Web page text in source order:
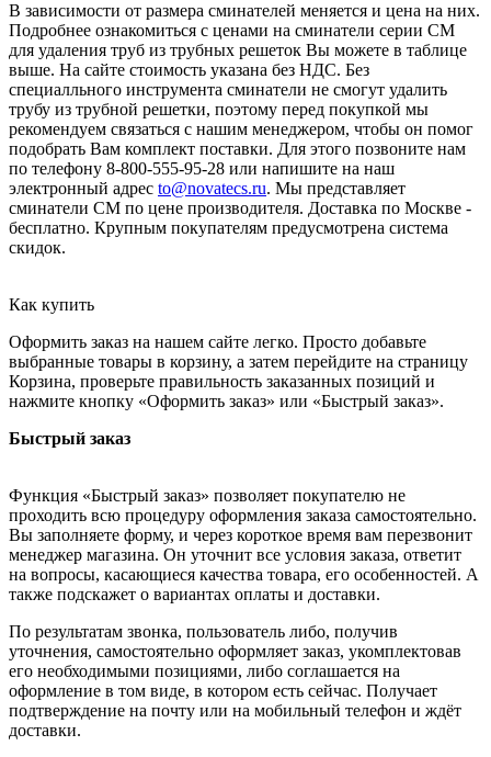
В зависимости от размера сминателей меняется и цена на них.
Подробнее ознакомиться с ценами на сминатели серии СМ
для удаления труб из трубных решеток Вы можете в таблице
выше. На сайте стоимость указана без НДС. Без
специалльного инструмента сминатели не смогут удалить
трубу из трубной решетки, поэтому перед покупкой мы
рекомендуем связаться с нашим менеджером, чтобы он помог
подобрать Вам комплект поставки. Для этого позвоните нам
по телефону 8-800-555-95-28 или напишите на наш
электронный адрес to@novatecs.ru. Мы представляет
сминатели СМ по цене производителя. Доставка по Москве -
бесплатно. Крупным покупателям предусмотрена система
скидок.
Как купить
Оформить заказ на нашем сайте легко. Просто добавьте
выбранные товары в корзину, а затем перейдите на страницу
Корзина, проверьте правильность заказанных позиций и
нажмите кнопку «Оформить заказ» или «Быстрый заказ».
Быстрый заказ
Функция «Быстрый заказ» позволяет покупателю не
проходить всю процедуру оформления заказа самостоятельно.
Вы заполняете форму, и через короткое время вам перезвонит
менеджер магазина. Он уточнит все условия заказа, ответит
на вопросы, касающиеся качества товара, его особенностей. А
также подскажет о вариантах оплаты и доставки.
По результатам звонка, пользователь либо, получив
уточнения, самостоятельно оформляет заказ, укомплектовав
его необходимыми позициями, либо соглашается на
оформление в том виде, в котором есть сейчас. Получает
подтверждение на почту или на мобильный телефон и ждёт
доставки.